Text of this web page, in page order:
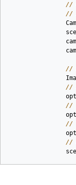
//
//
//
//
opt
//
opt
//
opt
//